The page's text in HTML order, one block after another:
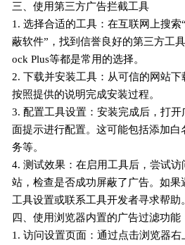
三、使用第三方广告拦截工具
1. 选择合适的工具：在互联网上搜索
蔽软件”，找到信誉良好的第三方工
ock Plus等都是常用的选择。
2. 下载并安装工具：从可信的网站下
按照提供的说明完成安装过程。
3. 配置工具设置：安装完成后，打
面提示进行配置。这可能包括添加白
务等。
4. 测试效果：在启用工具后，尝试访
站，检查是否成功屏蔽了广告。如
工具设置或联系工具开发者寻求帮助
四、使用浏览器内置的广告过滤功能
1. 访问设置页面：通过点击浏览器